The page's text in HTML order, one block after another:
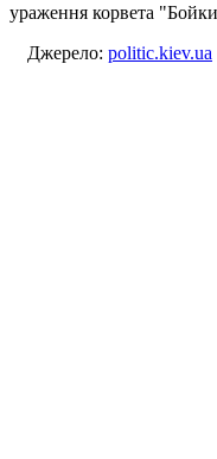
ураження корвета
Джерело: politic.kiev.ua